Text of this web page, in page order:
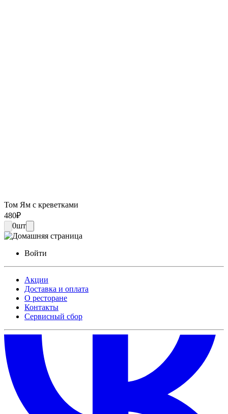
Том Ям с креветками
480₽
0шт
Войти
Акции
Доставка и оплата
О ресторане
Контакты
Сервисный сбор